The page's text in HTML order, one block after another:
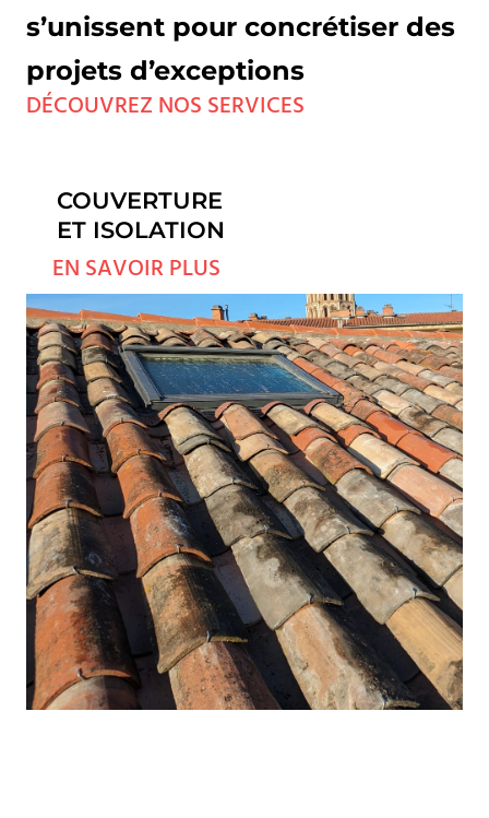
s’unissent pour concrétiser des
projets d’exceptions
DÉCOUVREZ NOS SERVICES
EN SAVOIR PLUS
COUVERTURE
ET ISOLATION